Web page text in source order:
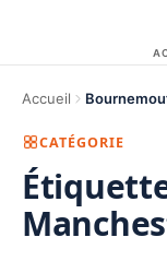
Accueil
CATÉGORIE